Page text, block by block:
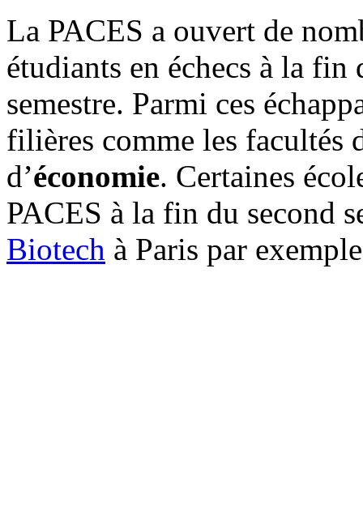
La PACES a ouvert de
étudiants en échecs à la
semestre. Parmi ces
filières comme les facultés
d’économie. Certaines
PACES à la fin du second
Biotech à Paris par